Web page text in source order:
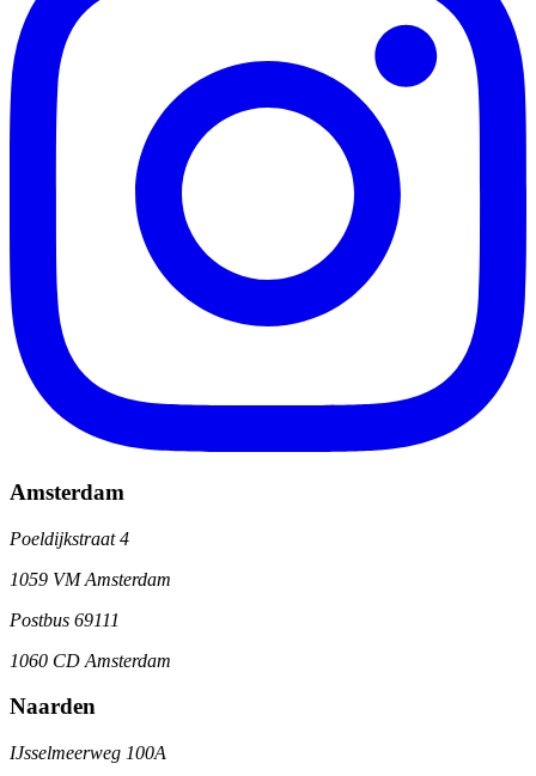
Amsterdam
Poeldijkstraat 4
1059 VM Amsterdam
Postbus 69111
1060 CD Amsterdam
Naarden
IJsselmeerweg 100A